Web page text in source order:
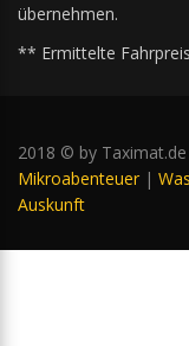
übernehmen.
** Ermittelte
2018 © by
Mikroabenteuer |
Auskunft